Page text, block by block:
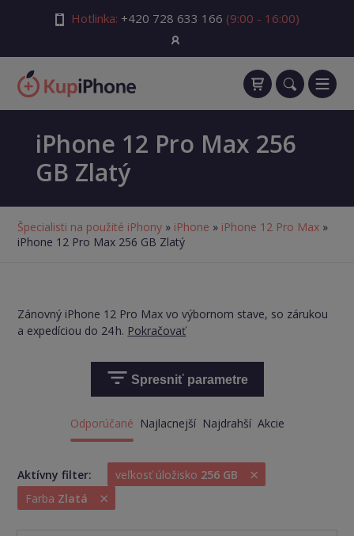
Hotlinka: +420 728 633 166 (9:00 - 16:00)
iPhone 12 Pro Max 256
GB Zlatý
Špecialisti na použité iPhony » iPhone » iPhone 12 Pro Max »
iPhone 12 Pro Max 256 GB Zlatý
Zánovný iPhone 12 Pro Max vo výbornom stave, so zárukou
a expedíciou do 24 h. Pokračovať
Spresniť parametre
Odporúčané Najlacnejší Najdrahší Akcie
Aktívny filter: veľkosť úložisko 256 GB ×
Farba Zlatá ×